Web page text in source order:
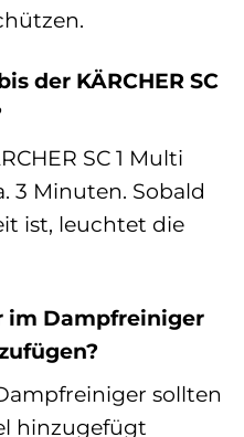
der KÄRCHER SC
SC 1 Multi
3 Minuten. Sobald
ist, leuchtet die
im Dampfreiniger
sollten
hinzugefügt